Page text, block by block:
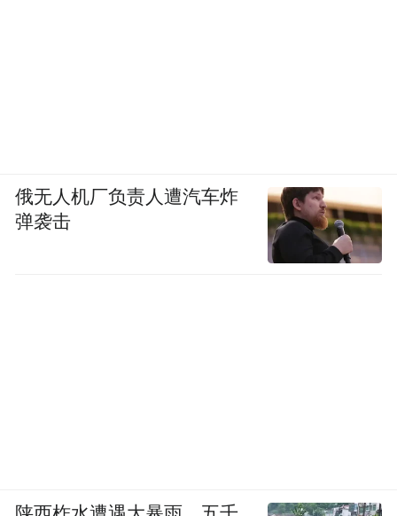
俄无人机厂负责人遭汽车炸
弹袭击